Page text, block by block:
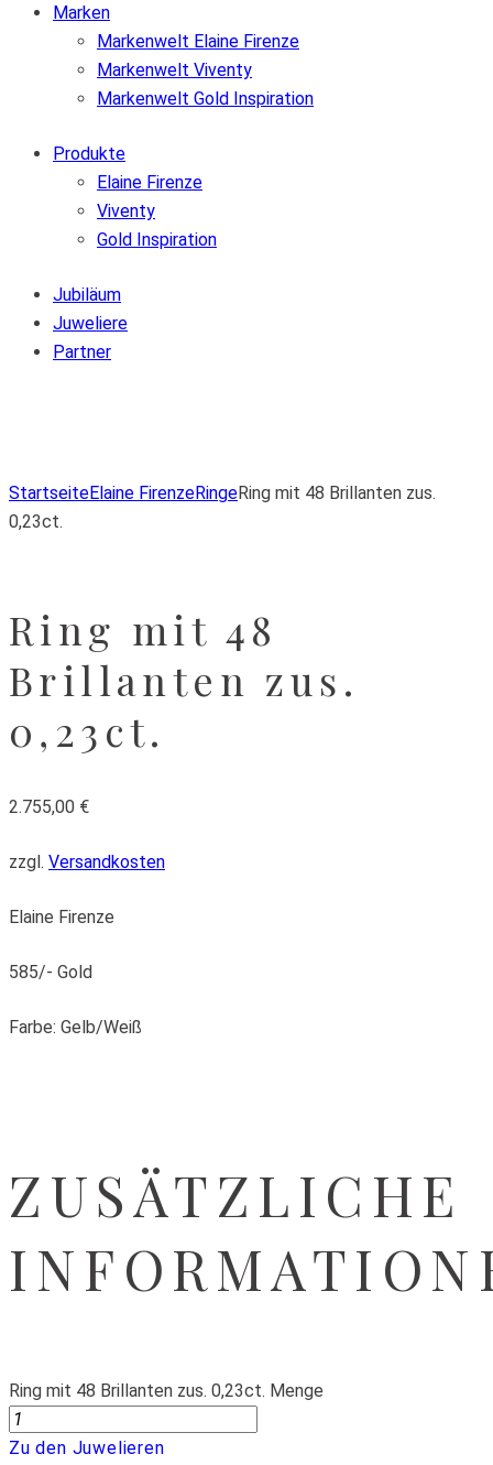
Marken
Markenwelt Elaine Firenze
Markenwelt Viventy
Markenwelt Gold Inspiration
Produkte
Elaine Firenze
Viventy
Gold Inspiration
Jubiläum
Juweliere
Partner
StartseiteElaine FirenzeRingeRing mit 48 Brillanten zus.
0,23ct.
Ring mit 48
Brillanten zus.
0,23ct.
2.755,00 €
zzgl. Versandkosten
Elaine Firenze
585/- Gold
Farbe: Gelb/Weiß
ZUSÄTZLICHE
Ring mit 48 Brillanten zus. 0,23ct. Menge
Zu den Juwelieren